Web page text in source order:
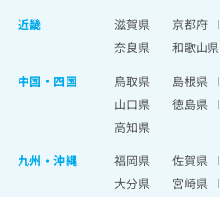
近畿
滋賀県 京都府
奈良県
和歌山県
中国・四国
鳥取県 島根県
山口県
徳島県
高知県
九州・沖縄
福岡県 佐賀県
大分県
宮崎県